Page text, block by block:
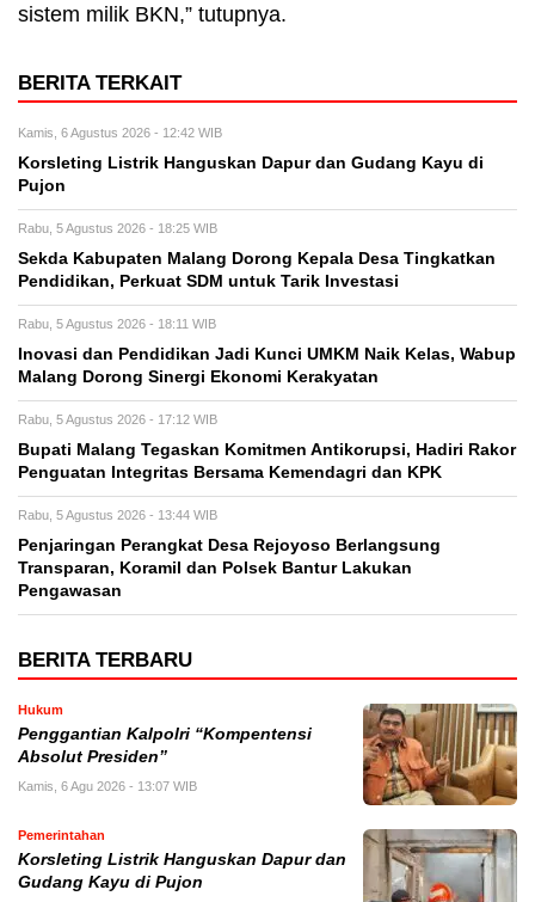
sistem milik BKN,” tutupnya.
BERITA TERKAIT
Kamis, 6 Agustus 2026 - 12:42 WIB
Korsleting Listrik Hanguskan Dapur dan Gudang Kayu di
Pujon
Rabu, 5 Agustus 2026 - 18:25 WIB
Sekda Kabupaten Malang Dorong Kepala Desa Tingkatkan
Pendidikan, Perkuat SDM untuk Tarik Investasi
Rabu, 5 Agustus 2026 - 18:11 WIB
Inovasi dan Pendidikan Jadi Kunci UMKM Naik Kelas, Wabup
Malang Dorong Sinergi Ekonomi Kerakyatan
Rabu, 5 Agustus 2026 - 17:12 WIB
Bupati Malang Tegaskan Komitmen Antikorupsi, Hadiri Rakor
Penguatan Integritas Bersama Kemendagri dan KPK
Rabu, 5 Agustus 2026 - 13:44 WIB
Penjaringan Perangkat Desa Rejoyoso Berlangsung
Transparan, Koramil dan Polsek Bantur Lakukan
Pengawasan
BERITA TERBARU
Hukum
Penggantian Kalpolri “Kompentensi
Absolut Presiden”
Kamis, 6 Agu 2026 - 13:07 WIB
Pemerintahan
Korsleting Listrik Hanguskan Dapur dan
Gudang Kayu di Pujon